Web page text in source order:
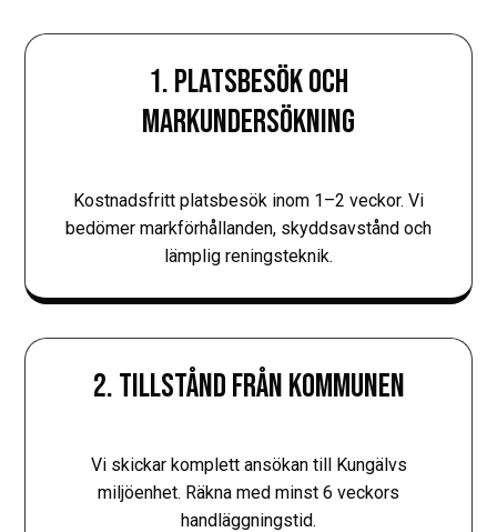
1. PLATSBESÖK OCH
MARKUNDERSÖKNING
Kostnadsfritt platsbesök inom 1–2 veckor. Vi
bedömer markförhållanden, skyddsavstånd och
lämplig reningsteknik.
2. TILLSTÅND FRÅN KOMMUNEN
Vi skickar komplett ansökan till Kungälvs
miljöenhet. Räkna med minst 6 veckors
handläggningstid.